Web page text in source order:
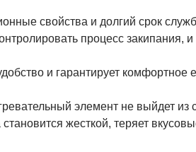
свойства и долгий срок
процесс закипания, и
и гарантирует комфортное
элемент не выйдет из
жесткой, теряет